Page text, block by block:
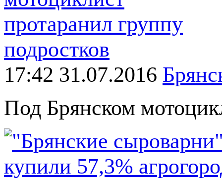
17:42 31.07.2016
Под Брянском